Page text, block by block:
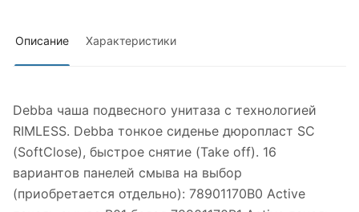
Описание Характеристики
Debba чаша подвесного унитаза с технологией
RIMLESS. Debba тонкое сиденье дюропласт SC
(SoftClose), быстрое снятие (Take off). 16
вариантов панелей смыва на выбор
(приобретается отдельно): 78901170B0 Active